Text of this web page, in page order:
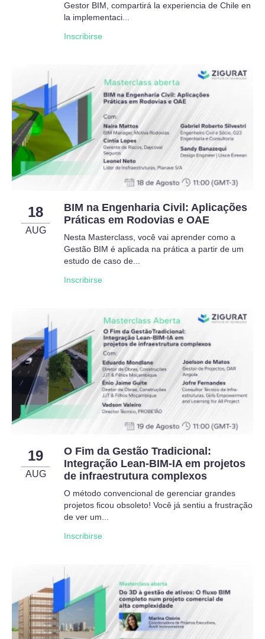
Gestor BIM, compartirá la experiencia de Chile en
la implementaci...
Inscribirse
18
AUG
BIM na Engenharia Civil: Aplicações
Práticas em Rodovias e OAE
Nesta Masterclass, você vai aprender como a
Gestão BIM é aplicada na prática a partir de um
estudo de caso de...
Inscribirse
19
AUG
O Fim da Gestão Tradicional:
Integração Lean-BIM-IA em projetos
de infraestrutura complexos
O método convencional de gerenciar grandes
projetos ficou obsoleto! Você já sentiu a frustração
de ver um...
Inscribirse